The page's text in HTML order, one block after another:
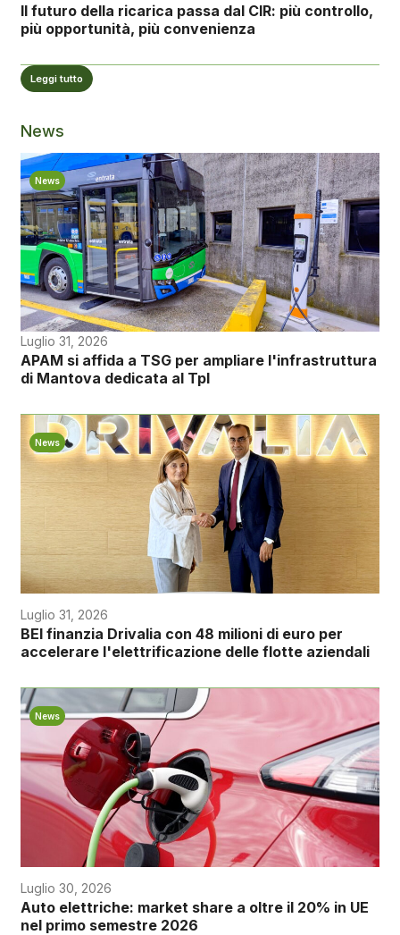
Il futuro della ricarica passa dal CIR: più controllo,
più opportunità, più convenienza
Leggi tutto
News
News
Luglio 31, 2026
APAM si affida a TSG per ampliare l'infrastruttura
di Mantova dedicata al Tpl
News
Luglio 31, 2026
BEI finanzia Drivalia con 48 milioni di euro per
accelerare l'elettrificazione delle flotte aziendali
News
Luglio 30, 2026
Auto elettriche: market share a oltre il 20% in UE
nel primo semestre 2026